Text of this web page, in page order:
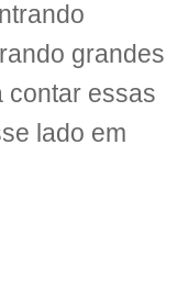
grandes
contar essas
lado em